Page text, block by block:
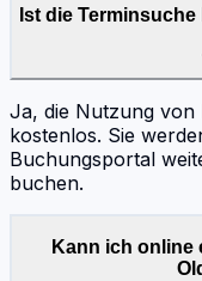
Ist die
Ja, die Nutzung
kostenlos. Sie
Buchungsportal
buchen.
Kann ich online